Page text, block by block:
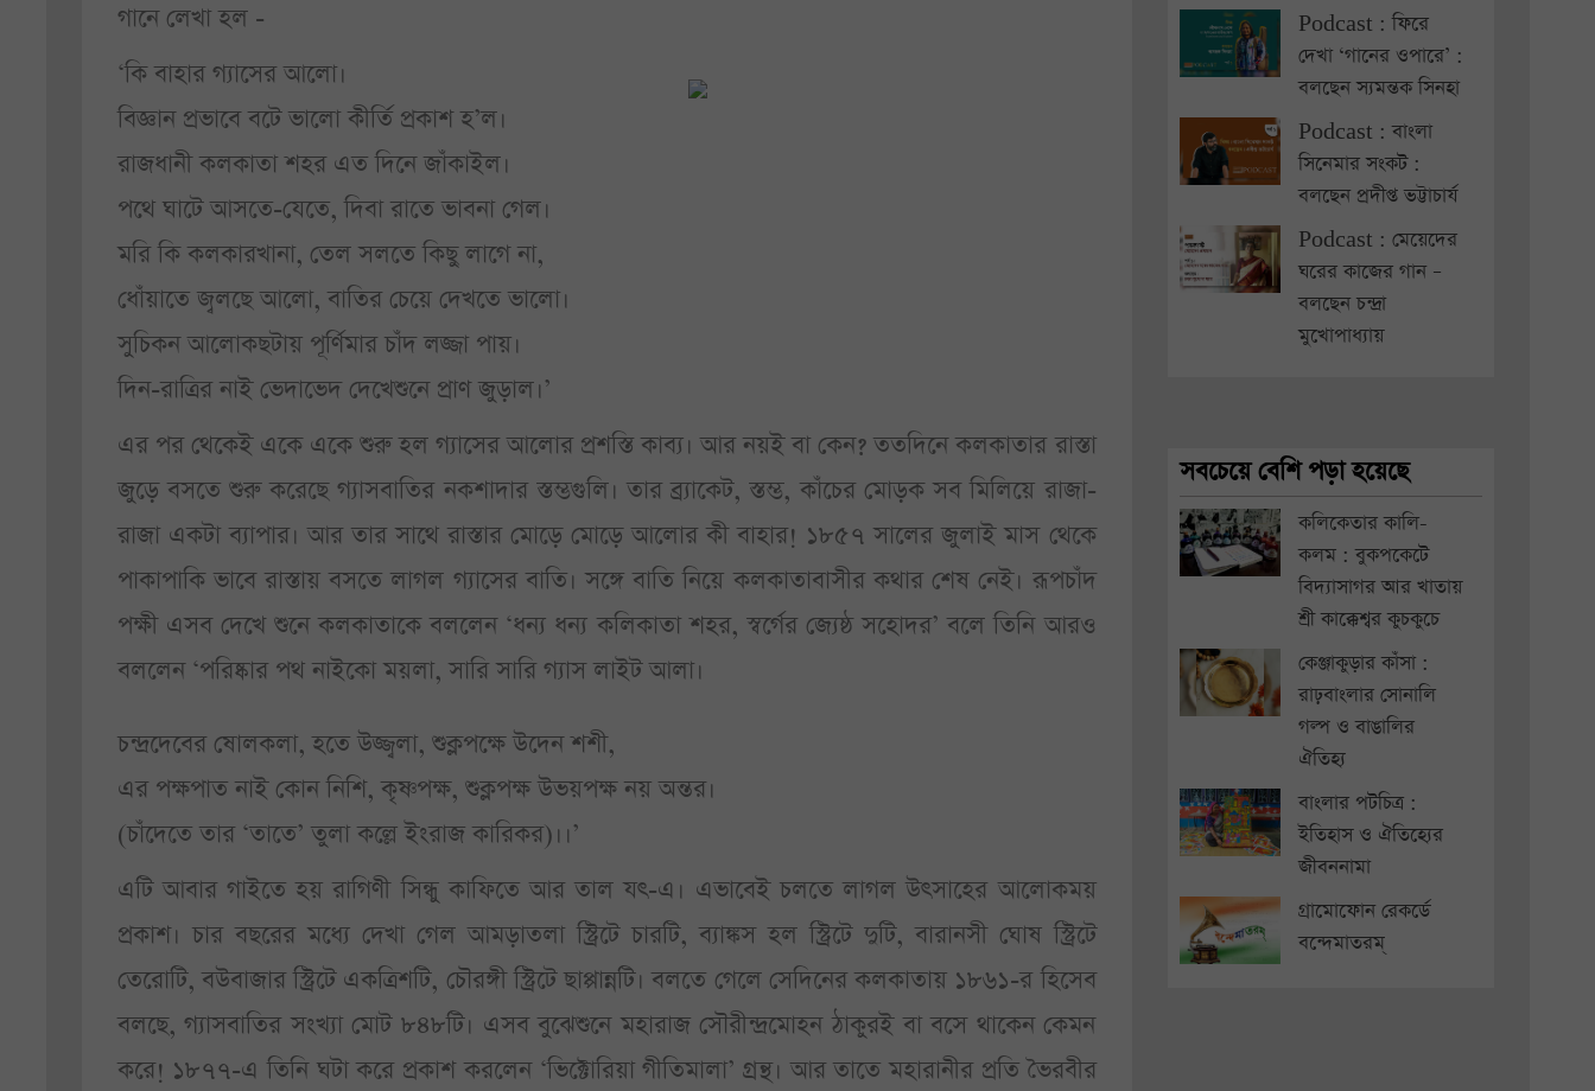
গানে লেখা হল -
‘কি বাহার গ্যাসের আলো।
বিজ্ঞান প্রভাবে বটে ভালো কীর্তি প্রকাশ হ’ল।
রাজধানী কলকাতা শহর এত দিনে জাঁকাইল।
পথে ঘাটে আসতে-যেতে, দিবা রাতে ভাবনা গেল।
মরি কি কলকারখানা, তেল সলতে কিছু লাগে না,
ধোঁয়াতে জ্বলছে আলো, বাতির চেয়ে দেখতে ভালো।
সুচিকন আলোকছটায় পূর্ণিমার চাঁদ লজ্জা পায়।
দিন-রাত্রির নাই ভেদাভেদ দেখেশুনে প্রাণ জুড়াল।’
এর পর থেকেই একে একে শুরু হল গ্যাসের আলোর প্রশস্তি কাব্য। আর নয়ই বা কেন? ততদিনে কলকাতার রাস্তা
জুড়ে বসতে শুরু করেছে গ্যাসবাতির নকশাদার স্তম্ভগুলি। তার ব্র্যাকেট, স্তম্ভ, কাঁচের মোড়ক সব মিলিয়ে রাজা-
রাজা একটা ব্যাপার। আর তার সাথে রাস্তার মোড়ে মোড়ে আলোর কী বাহার! ১৮৫৭ সালের জুলাই মাস থেকে
পাকাপাকি ভাবে রাস্তায় বসতে লাগল গ্যাসের বাতি। সঙ্গে বাতি নিয়ে কলকাতাবাসীর কথার শেষ নেই। রূপচাঁদ
পক্ষী এসব দেখে শুনে কলকাতাকে বললেন ‘ধন্য ধন্য কলিকাতা শহর, স্বর্গের জ্যেষ্ঠ সহোদর’ বলে তিনি আরও
বললেন ‘পরিষ্কার পথ নাইকো ময়লা, সারি সারি গ্যাস লাইট আলা।
চন্দ্রদেবের ষোলকলা, হতে উজ্জ্বলা, শুক্লপক্ষে উদেন শশী,
এর পক্ষপাত নাই কোন নিশি, কৃষ্ণপক্ষ, শুক্লপক্ষ উভয়পক্ষ নয় অন্তর।
(চাঁদেতে তার ‘তাতে’ তুলা কল্লে ইংরাজ কারিকর)।।’
এটি আবার গাইতে হয় রাগিণী সিন্ধু কাফিতে আর তাল যৎ-এ। এভাবেই চলতে লাগল উৎসাহের আলোকময়
প্রকাশ। চার বছরের মধ্যে দেখা গেল আমড়াতলা স্ট্রিটে চারটি, ব্যাঙ্কস হল স্ট্রিটে দুটি, বারানসী ঘোষ স্ট্রিটে
তেরোটি, বউবাজার স্ট্রিটে একত্রিশটি, চৌরঙ্গী স্ট্রিটে ছাপ্পান্নটি। বলতে গেলে সেদিনের কলকাতায় ১৮৬১-র হিসেব
বলছে, গ্যাসবাতির সংখ্যা মোট ৮৪৮টি। এসব বুঝেশুনে মহারাজ সৌরীন্দ্রমোহন ঠাকুরই বা বসে থাকেন কেমন
করে! ১৮৭৭-এ তিনি ঘটা করে প্রকাশ করলেন ‘ভিক্টোরিয়া গীতিমালা’ গ্রন্থ। আর তাতে মহারানীর প্রতি ভৈরবীর
Podcast : ফিরে
দেখা ‘গানের ওপারে’ :
বলছেন স্যমন্তক সিনহা
Podcast : বাংলা
সিনেমার সংকট :
বলছেন প্রদীপ্ত ভট্টাচার্য
Podcast : মেয়েদের
ঘরের কাজের গান –
বলছেন চন্দ্রা
মুখোপাধ্যায়
সবচেয়ে বেশি পড়া হয়েছে
কলিকেতার কালি-
কলম : বুকপকেটে
বিদ্যাসাগর আর খাতায়
শ্রী কাক্কেশ্বর কুচকুচে
কেঞ্জাকুড়ার কাঁসা :
রাঢ়বাংলার সোনালি
গল্প ও বাঙালির
ঐতিহ্য
বাংলার পটচিত্র :
ইতিহাস ও ঐতিহ্যের
জীবননামা
গ্রামোফোন রেকর্ডে
বন্দেমাতরম্